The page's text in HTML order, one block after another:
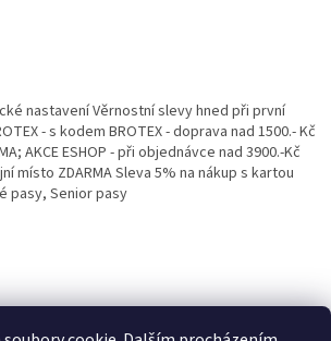
nastavení Věrnostní slevy hned při první
- s kodem BROTEX - doprava nad 1500.- Kč
AKCE ESHOP - při objednávce nad 3900.-Kč
místo ZDARMA Sleva 5% na nákup s kartou
pasy, Senior pasy